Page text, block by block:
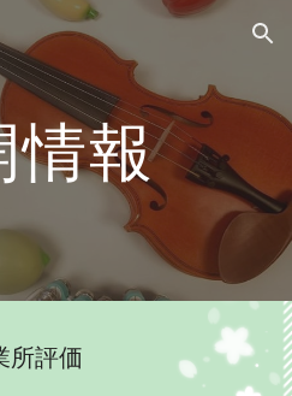
Skip to navigation
情報
所評価